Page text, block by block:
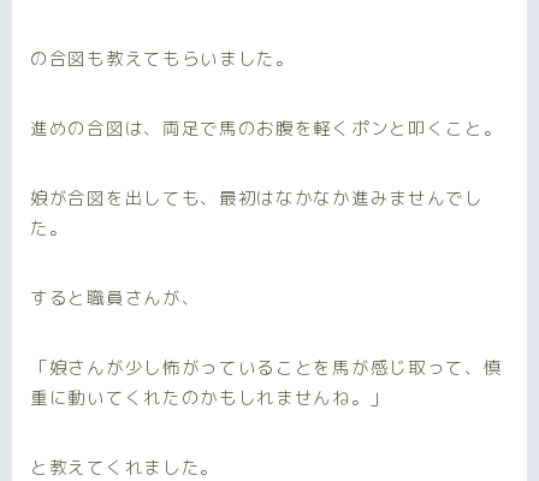
の合図も教えてもらいました。
進めの合図は、両足で馬のお腹を軽くポンと叩くこと。
娘が合図を出しても、最初はなかなか進みませんでし
た。
すると職員さんが、
「娘さんが少し怖がっていることを馬が感じ取って、慎
重に動いてくれたのかもしれませんね。」
と教えてくれました。